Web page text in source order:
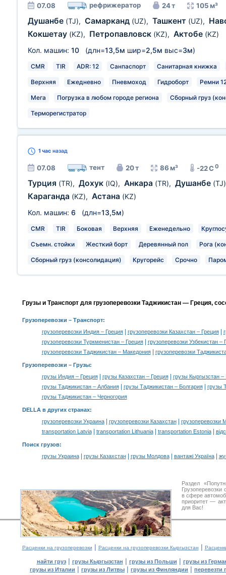
07.08 рефрижератор 24 т 105 м³
Душанбе (TJ), Самарканд (UZ), Ташкент (UZ),
Кокшетау (KZ), Петропавловск (KZ), Актобе (KZ)
Кол. машин: 10 (длн=13,5м шир=2,5м выс=3м)
CMR TIR ADR: 12 Санпаспорт Санитарная книжка
Верхняя Ежедневно Пневмоход Гидроборт Ремни
Мега Погрузка в любом городе региона Сборный груз
Терморегистратор
1 час назад
07.08 тент 20 т 86 м³ -22 C0
Турция (TR), Дохук (IQ), Анкара (TR), Душанбе (TJ)
Караганда (KZ), Астана (KZ)
Кол. машин: 6 (длн=13,5м)
CMR TIR Боковая Верхняя Еженедельно
Съемн. стойки Жесткий борт Деревянный пол Рога
Сборный груз (консолидация) Кругорейс Срочно
Грузы и Транспорт для грузоперевозки Таджикистан — Греция,
Грузоперевозки – Транспорт:
грузоперевозки Индия – Греция| грузоперевозки Казахстан – Греция|
грузоперевозки Туркменистан – Греция|
грузоперевозки Узбекистан –
грузоперевозки Таджикистан – Македония| грузоперевозки
Грузоперевозки – Грузы:
грузы Индия – Греция| грузы Казахстан – Греция|
грузы Кыргызстан –
грузы Таджикистан – Албания| грузы Таджикистан – Болгария|
грузы
грузы Таджикистан – Черногория
DELLA в других странах:
грузоперевозки Украина| грузоперевозки Казахстан|
грузоперевозки
transportation Latvia| transportation Lithuania| transportation Estonia|
Поиск грузов:
грузы Украина| грузы Казахстан| грузы Молдова| вантажі Україна|
Раздел
в сфере
приоритет —
для Вас!
Расценки на грузоперевозки | Расценки на грузоперевозки Кыргызстан |
найти груз| грузы Кыргызстан | грузы из Польши | грузы из
грузы из Италии | грузы из Литвы | грузы из Финляндии | перевезти